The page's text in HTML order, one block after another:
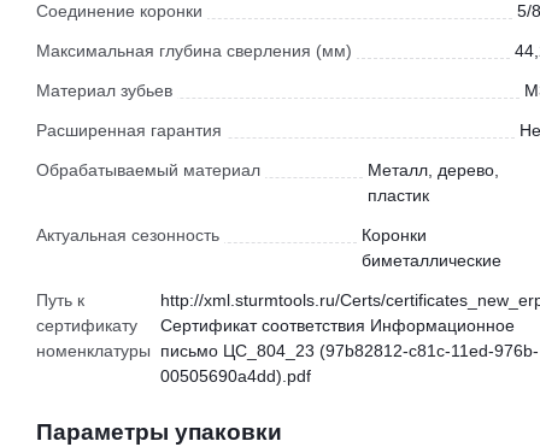
Соединение коронки 5/
Максимальная глубина сверления (мм)
Материал зубьев
Расширенная гарантия
Обрабатываемый материал
Металл, дерево,
пластик
Актуальная сезонность
Коронки
биметаллические
Путь к
сертификату
номенклатуры
http://xml.sturmtools.ru/Certs/
Сертификат соответствия Информационное
письмо ЦС_804_23 (97b82812-c81c-11ed-976b-
00505690a4dd).pdf
Параметры упаковки